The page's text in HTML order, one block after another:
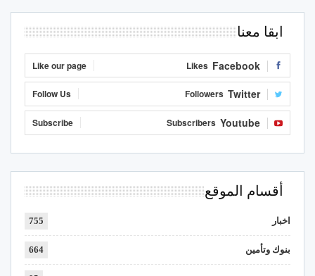
ابقا معنا
Facebook
Likes
Like our page
Twitter
Followers
Follow Us
Youtube
Subscribers
Subscribe
أقسام الموقع
اخبار 755
بنوك وتأمين 664